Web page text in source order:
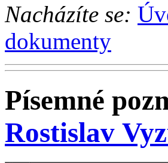
Nacházíte se:
dokumenty
Písemné
Rostislav